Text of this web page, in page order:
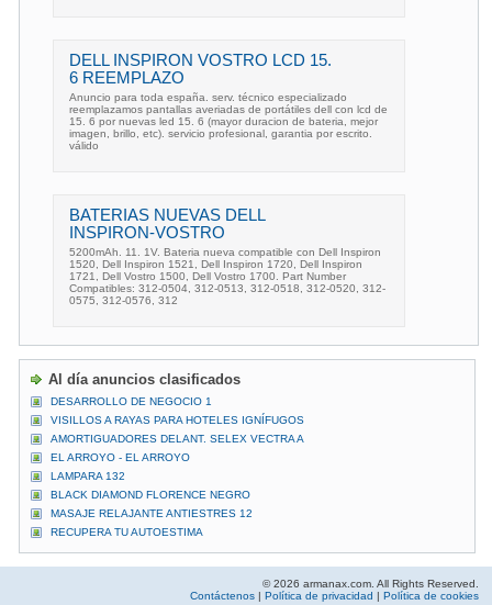
DELL INSPIRON VOSTRO LCD 15.
6 REEMPLAZO
Anuncio para toda españa. serv. técnico especializado
reemplazamos pantallas averiadas de portátiles dell con lcd de
15. 6 por nuevas led 15. 6 (mayor duracion de bateria, mejor
imagen, brillo, etc). servicio profesional, garantia por escrito.
válido
BATERIAS NUEVAS DELL
INSPIRON-VOSTRO
5200mAh. 11. 1V. Bateria nueva compatible con Dell Inspiron
1520, Dell Inspiron 1521, Dell Inspiron 1720, Dell Inspiron
1721, Dell Vostro 1500, Dell Vostro 1700. Part Number
Compatibles: 312-0504, 312-0513, 312-0518, 312-0520, 312-
0575, 312-0576, 312
Al día anuncios clasificados
DESARROLLO DE NEGOCIO 1
VISILLOS A RAYAS PARA HOTELES IGNÍFUGOS
AMORTIGUADORES DELANT. SELEX VECTRA A
EL ARROYO - EL ARROYO
LAMPARA 132
BLACK DIAMOND FLORENCE NEGRO
MASAJE RELAJANTE ANTIESTRES 12
RECUPERA TU AUTOESTIMA
© 2026 armanax.com. All Rights Reserved.
Contáctenos | Política de privacidad | Política de cookies